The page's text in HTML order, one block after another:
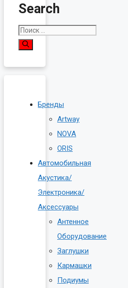
Search
Поиск:
Бренды
Artway
NOVA
ORIS
Автомобильная
Акустика/
Электроника/
Аксессуары
Антенное
Оборудование
Заглушки
Кармашки
Подиумы